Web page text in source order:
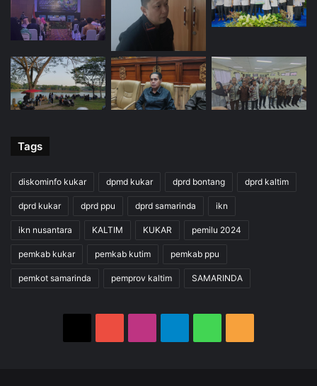
Tags
diskominfo kukar dpmd kukar dprd bontang dprd kaltim
dprd kukar dprd ppu dprd samarinda ikn
ikn nusantara KALTIM KUKAR pemilu 2024
pemkab kukar pemkab kutim pemkab ppu
pemkot samarinda pemprov kaltim SAMARINDA